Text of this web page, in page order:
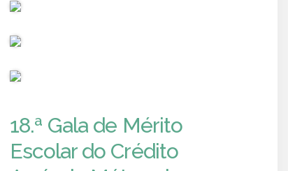
18.ª Gala de Mérito
Escolar do Crédito